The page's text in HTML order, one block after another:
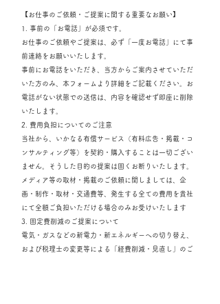
【お仕事のご依頼・ご提案に関する重要なお願い】
1. 事前の「お電話」が必須です。
お仕事のご依頼やご提案は、必ず「一度お電話」にて事
前連絡をお願いいたします。
事前にお電話をいただき、当方からご案内させていただ
いた方のみ、本フォームより詳細をご記載ください。お
電話がない状態での送信は、内容を確認せず即座に削除
いたします。
2. 費用負担についてのご注意
当社から、いかなる有償サービス（有料広告・掲載・コ
ンサルティング等）を契約・購入することは一切ござい
ません。そうした目的の提案は固くお断りいたします。
メディア等の取材・掲載のご依頼に関しましては、企
画・制作・取材・交通費等、発生する全ての費用を貴社
にて全額ご負担いただける場合のみお受けいたします
3. 固定費削減のご提案について
電気・ガスなどの新電力・新エネルギーへの切り替え、
および税理士の変更等による「経費削減・見直し」のご